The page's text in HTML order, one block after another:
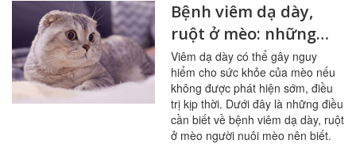
Bệnh viêm dạ dày,
ruột ở mèo: những
điều cần biết
Viêm dạ dày có thể gây nguy
hiểm cho sức khỏe của mèo nếu
không được phát hiện sớm, điều
trị kịp thời. Dưới đây là những điều
cần biết về bệnh viêm dạ dày, ruột
ở mèo người nuôi mèo nên biết.